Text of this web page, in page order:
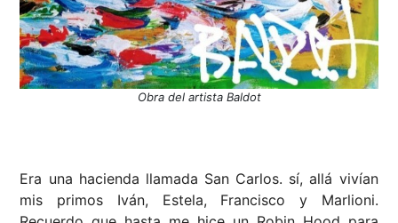
Obra del artista Baldot
Era una hacienda llamada San Carlos. sí, allá vivían
mis primos Iván, Estela, Francisco y Marlioni.